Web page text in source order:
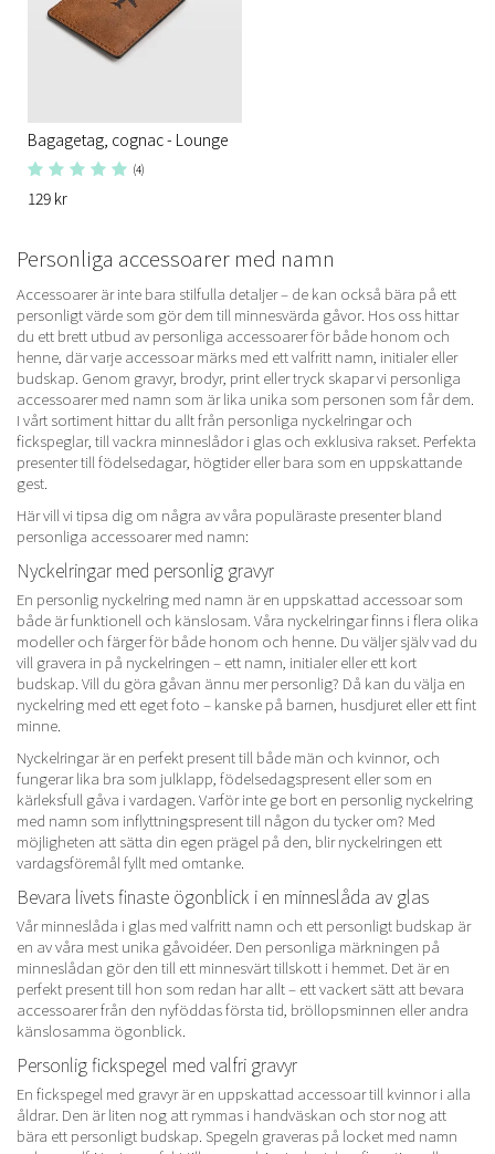
Bagagetag, cognac - Lounge
(4)
129 kr
Personliga accessoarer med namn
Accessoarer är inte bara stilfulla detaljer – de kan också bära på ett
personligt värde som gör dem till minnesvärda gåvor. Hos oss hittar
du ett brett utbud av personliga accessoarer för både honom och
henne, där varje accessoar märks med ett valfritt namn, initialer eller
budskap. Genom gravyr, brodyr, print eller tryck skapar vi personliga
accessoarer med namn som är lika unika som personen som får dem.
I vårt sortiment hittar du allt från personliga nyckelringar och
fickspeglar, till vackra minneslådor i glas och exklusiva rakset. Perfekta
presenter till födelsedagar, högtider eller bara som en uppskattande
gest.
Här vill vi tipsa dig om några av våra populäraste presenter bland
personliga accessoarer med namn:
Nyckelringar med personlig gravyr
En personlig nyckelring med namn är en uppskattad accessoar som
både är funktionell och känslosam. Våra nyckelringar finns i flera olika
modeller och färger för både honom och henne. Du väljer själv vad du
vill gravera in på nyckelringen – ett namn, initialer eller ett kort
budskap. Vill du göra gåvan ännu mer personlig? Då kan du välja en
nyckelring med ett eget foto – kanske på barnen, husdjuret eller ett fint
minne.
Nyckelringar är en perfekt present till både män och kvinnor, och
fungerar lika bra som julklapp, födelsedagspresent eller som en
kärleksfull gåva i vardagen. Varför inte ge bort en personlig nyckelring
med namn som inflyttningspresent till någon du tycker om? Med
möjligheten att sätta din egen prägel på den, blir nyckelringen ett
vardagsföremål fyllt med omtanke.
Bevara livets finaste ögonblick i en minneslåda av glas
Vår minneslåda i glas med valfritt namn och ett personligt budskap är
en av våra mest unika gåvoidéer. Den personliga märkningen på
minneslådan gör den till ett minnesvärt tillskott i hemmet. Det är en
perfekt present till hon som redan har allt – ett vackert sätt att bevara
accessoarer från den nyföddas första tid, bröllopsminnen eller andra
känslosamma ögonblick.
Personlig fickspegel med valfri gravyr
En fickspegel med gravyr är en uppskattad accessoar till kvinnor i alla
åldrar. Den är liten nog att rymmas i handväskan och stor nog att
bära ett personligt budskap. Spegeln graveras på locket med namn